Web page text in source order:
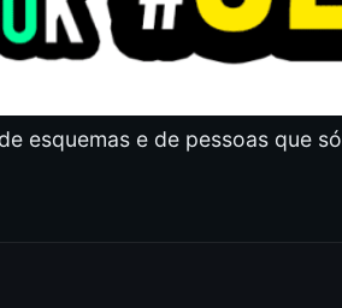
esquemas e de pessoas que só